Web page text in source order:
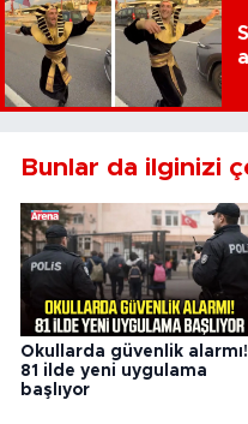
Bunlar da ilginizi
Okullarda güvenlik alarmı!
81 ilde yeni uygulama
başlıyor